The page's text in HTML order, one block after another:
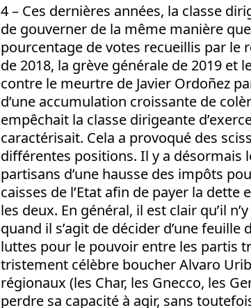
4 – Ces dernières années, la classe
de gouverner de la même manière
pourcentage de votes recueillis par le
de 2018, la grève générale de 2019 et
contre le meurtre de Javier Ordoñez
d’une accumulation croissante de
empêchait la classe dirigeante
caractérisait. Cela a provoqué des
différentes positions. Il y a désormais
partisans d’une hausse des impôts
caisses de l’Etat afin de payer la
les deux. En général, il est clair qu’il
quand il s’agit de décider d’une
luttes pour le pouvoir entre les partis
tristement célèbre boucher Alvaro
régionaux (les Char, les Gnecco, les
perdre sa capacité à agir, sans